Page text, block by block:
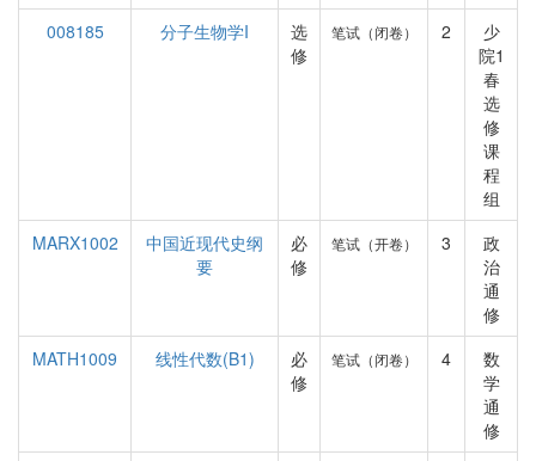
008185
分子生物学I
选
修
笔试（闭卷） 2
少
院1
春
选
修
课
程
组
MARX1002
中国近现代史纲
要
必
修
笔试（开卷） 3
政
治
通
修
MATH1009
线性代数(B1)
必
修
笔试（闭卷） 4
数
学
通
修